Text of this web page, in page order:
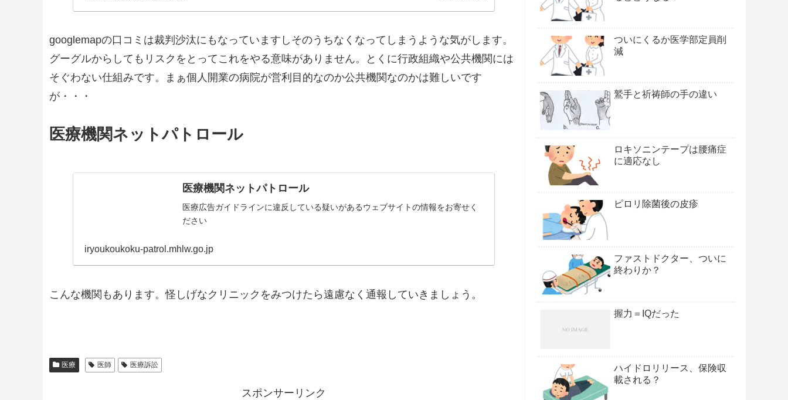
googlemapの口コミは裁判沙汰にもなっていますしそのうちなくなってしまうような気がします。
グーグルからしてもリスクをとってこれをやる意味がありません。とくに行政組織や公共機関には
そぐわない仕組みです。まぁ個人開業の病院が営利目的なのか公共機関なのかは難しいです
が・・・
医療機関ネットパトロール
医療機関ネットパトロール
医療広告ガイドラインに違反している疑いがあるウェブサイトの情報をお寄せく
ださい
iryoukoukoku-patrol.mhlw.go.jp
こんな機関もあります。怪しげなクリニックをみつけたら遠慮なく通報していきましょう。
医療 医師 医療訴訟
スポンサーリンク
ついにくるか医学部定員削
減
鷲手と祈祷師の手の違い
ロキソニンテープは腰痛症
に適応なし
ピロリ除菌後の皮疹
ファストドクター、ついに
終わりか？
握力＝IQだった
ハイドロリリース、保険収
載される？